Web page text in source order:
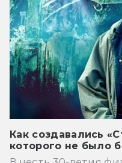
Как создавались
которого не было